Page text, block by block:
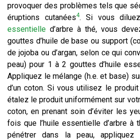
provoquer des problèmes tels que
éruptions cutanées4. Si vous
essentielle d’arbre à thé, vous
gouttes d’huile de base ou support
de jojoba ou d’argan, selon ce qui
peau) pour 1 à 2 gouttes d’huile
Appliquez le mélange (h.e. et base)
d’un coton. Si vous utilisez le produit
étalez le produit uniformément sur
coton, en prenant soin d’éviter les
fois que l’huile essentielle d’arbre à
pénétrer dans la peau, appliquez